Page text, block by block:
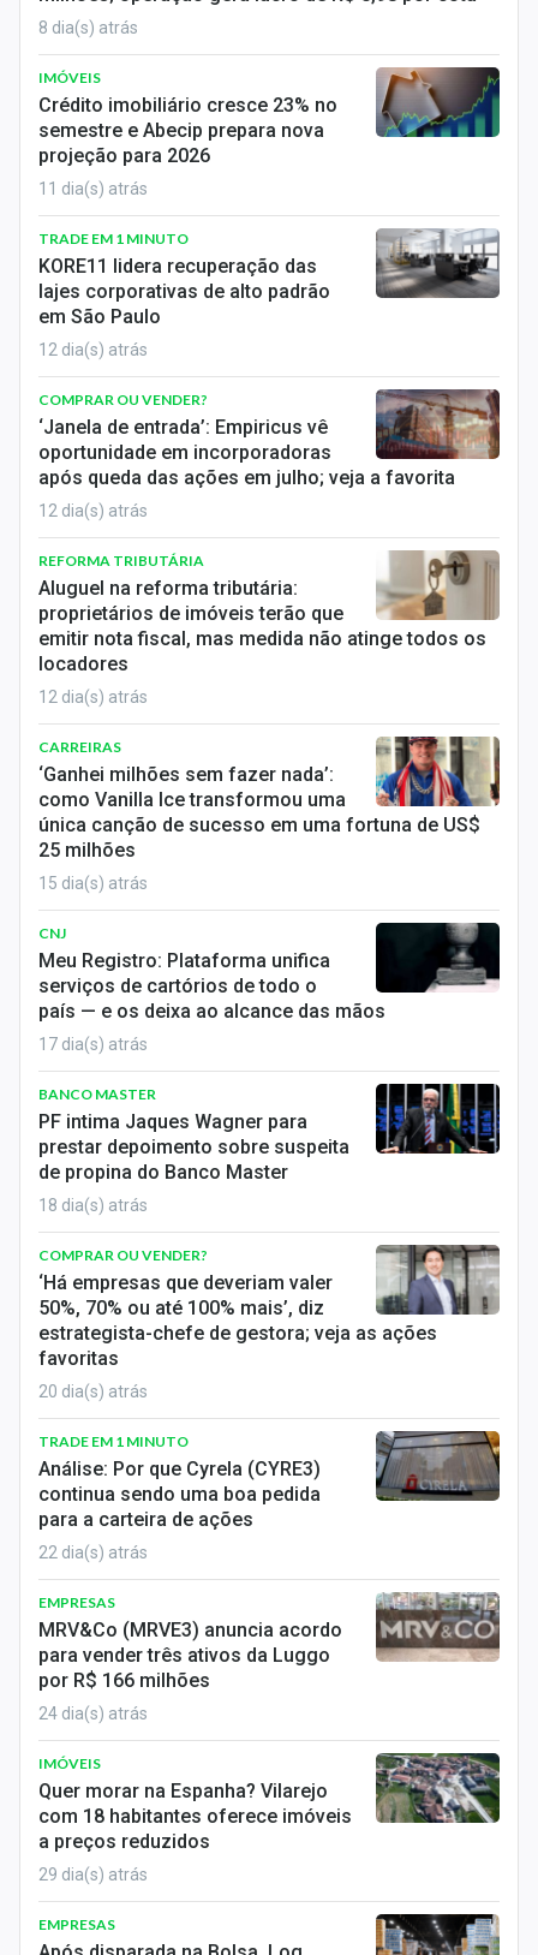
Colunas
Especiais
Internacional
Marketing
Tecnologia
Conteúdo de Marca
Sobre
Expediente
Contato
8 dia(s) atrás
IMÓVEIS
Crédito imobiliário cresce 23% no
semestre e Abecip prepara nova
projeção para 2026
11 dia(s) atrás
TRADE EM 1 MINUTO
KORE11 lidera recuperação das
lajes corporativas de alto padrão
em São Paulo
12 dia(s) atrás
COMPRAR OU VENDER?
‘Janela de entrada’: Empiricus vê
oportunidade em incorporadoras
após queda das ações em julho; veja a favorita
12 dia(s) atrás
REFORMA TRIBUTÁRIA
Aluguel na reforma tributária:
proprietários de imóveis terão que
emitir nota fiscal, mas medida não atinge todos os
locadores
12 dia(s) atrás
CARREIRAS
‘Ganhei milhões sem fazer nada’:
como Vanilla Ice transformou uma
única canção de sucesso em uma fortuna de US$
25 milhões
15 dia(s) atrás
CNJ
Meu Registro: Plataforma unifica
serviços de cartórios de todo o
país — e os deixa ao alcance das mãos
17 dia(s) atrás
BANCO MASTER
PF intima Jaques Wagner para
prestar depoimento sobre suspeita
de propina do Banco Master
18 dia(s) atrás
COMPRAR OU VENDER?
‘Há empresas que deveriam valer
50%, 70% ou até 100% mais’, diz
estrategista-chefe de gestora; veja as ações
favoritas
20 dia(s) atrás
TRADE EM 1 MINUTO
Análise: Por que Cyrela (CYRE3)
continua sendo uma boa pedida
para a carteira de ações
22 dia(s) atrás
EMPRESAS
MRV&Co (MRVE3) anuncia acordo
para vender três ativos da Luggo
por R$ 166 milhões
24 dia(s) atrás
IMÓVEIS
Quer morar na Espanha? Vilarejo
com 18 habitantes oferece imóveis
a preços reduzidos
29 dia(s) atrás
EMPRESAS